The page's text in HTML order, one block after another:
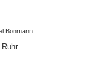
Bonmann
Ruhr